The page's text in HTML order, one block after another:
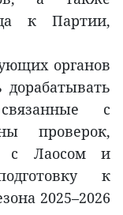
к Партии,
органов
с
проверок,
с Лаосом и
к
2025–2026